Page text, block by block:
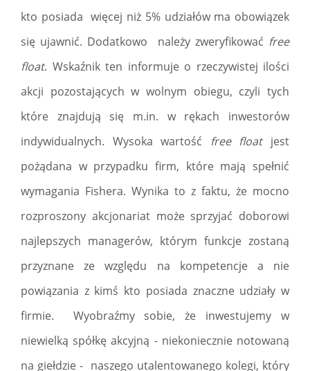
kto posiada więcej niż 5% udziałów ma obowiązek
się ujawnić. Dodatkowo należy zweryfikować free
float. Wskaźnik ten informuje o rzeczywistej ilości
akcji pozostających w wolnym obiegu, czyli tych
które znajdują się m.in. w rękach inwestorów
indywidualnych. Wysoka wartość free float jest
pożądana w przypadku firm, które mają spełnić
wymagania Fishera. Wynika to z faktu, że mocno
rozproszony akcjonariat może sprzyjać doborowi
najlepszych managerów, którym funkcje zostaną
przyznane ze względu na kompetencje a nie
powiązania z kimś kto posiada znaczne udziały w
firmie. Wyobraźmy sobie, że inwestujemy w
niewielką spółkę akcyjną - niekoniecznie notowaną
na giełdzie - naszego utalentowanego kolegi, który